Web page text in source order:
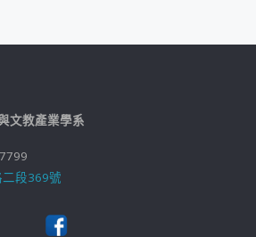
文教產業學系
段369號